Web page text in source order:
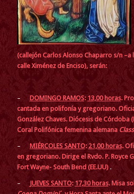
(callejón Carlos Alonso Chaparro s/n –a
calle Ximénez de Enciso), serán:
– DOMINGO RAMOS: 13,00 horas.
cantada en polifonía y gregoriano.
González Chaves. Diócesis de Córdoba
Coral Polifónica femenina alemana
– MIÉRCOLES SANTO: 21,00 horas.
en gregoriano. Dirige el Rvdo. P. Royce
Fort Wayne- South Bend (EE.UU).
– JUEVES SANTO: 17,30 horas. Misa